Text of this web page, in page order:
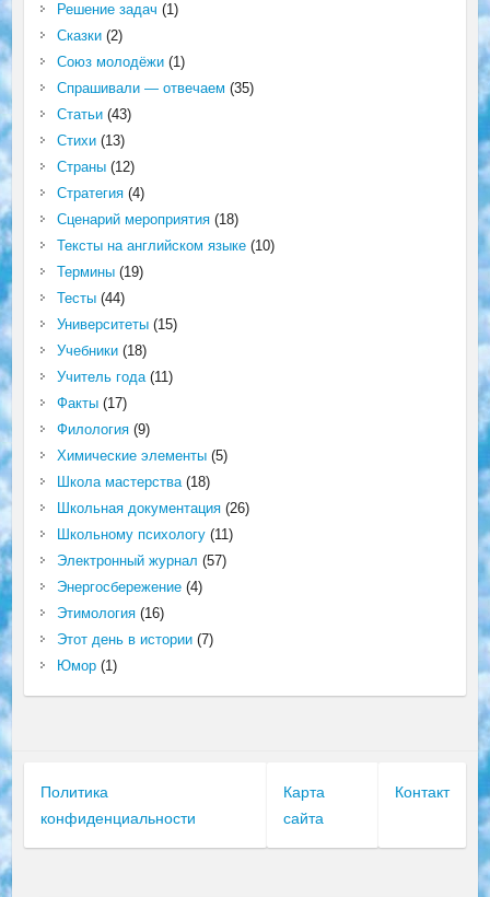
Решение задач (1)
Сказки(2)
Союз молодёжи(1)
Спрашивали — отвечаем (35)
Статьи(43)
Стихи(13)
Страны(12)
Стратегия(4)
Сценарий мероприятия(18)
Тексты на английском языке(10)
Термины(19)
Тесты(44)
Университеты(15)
Учебники(18)
Учитель года(11)
Факты(17)
Филология(9)
Химические элементы(5)
Школа мастерства(18)
Школьная документация(26)
Школьному психологу(11)
Электронный журнал (57)
Энергосбережение(4)
Этимология(16)
Этот день в истории(7)
Юмор(1)
Политика
конфиденциальности
Карта
сайта
Контакт